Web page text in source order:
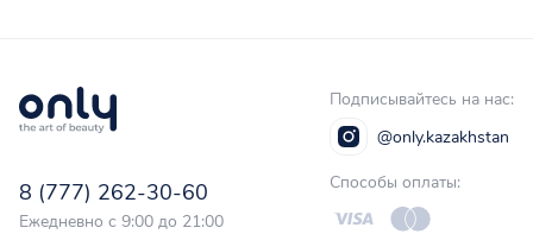
8 (777) 262-30-60
Ежедневно с 9:00 до 21:00
Подписывайтесь на нас:
@only.kazakhstan
Способы оплаты: